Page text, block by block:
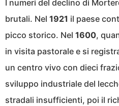
I numeri del declino di
brutali. Nel 1921 il paese
picco storico. Nel 1600,
in visita pastorale e si
un centro vivo con dieci
sviluppo industriale del
stradali insufficienti, poi il